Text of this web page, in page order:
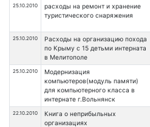
25.10.2010
расходы на ремонт и хранение
туристического снаряжения
25.10.2010
Расходы на организацию похода
по Крыму с 15 детьми интерната
в Мелитополе
25.10.2010
Модернизация
компьютеров(модуль памяти)
для компьютерного класса в
интернате г.Вольнянск
22.10.2010
Книга о неприбыльных
организациях